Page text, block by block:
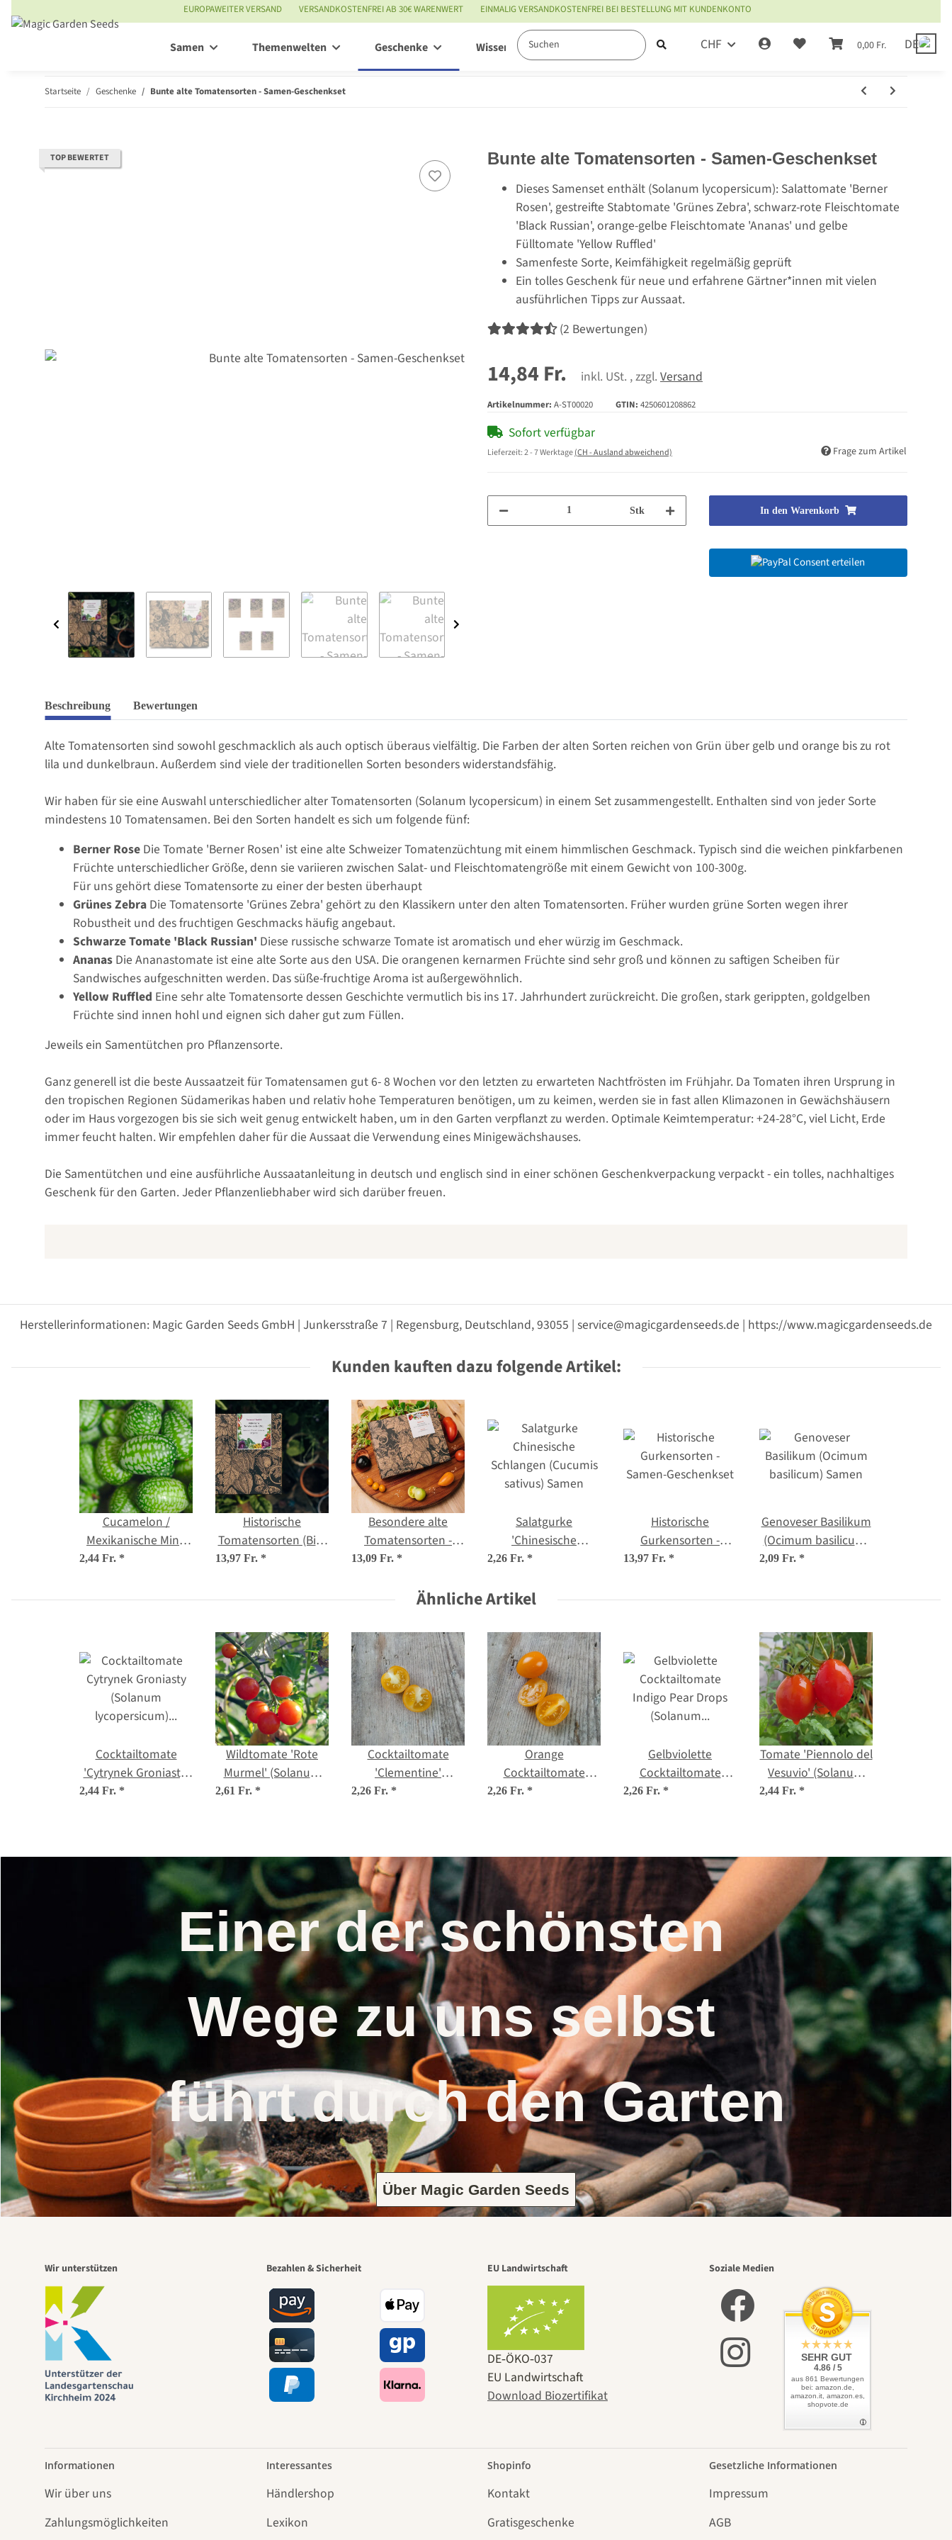
EUROPAWEITER VERSAND VERSANDKOSTENFREI AB 30€ WARENWERT EINMALIG VERSANDKOSTENFREI BEI BESTELLUNG MIT KUNDENKONTO
CHF 0,00 Fr. DE
Samen Themenwelten Geschenke Wissenswertes
Startseite Geschenke Bunte alte Tomatensorten - Samen-Geschenkset
TOP BEWERTET Bunte alte Tomatensorten - Samen-Geschenkset
Dieses Samenset enthält (Solanum lycopersicum): Salattomate 'Berner
Rosen', gestreifte Stabtomate 'Grünes Zebra', schwarz-rote Fleischtomate
'Black Russian', orange-gelbe Fleischtomate 'Ananas' und gelbe
Fülltomate 'Yellow Ruffled'
Samenfeste Sorte, Keimfähigkeit regelmäßig geprüft
Ein tolles Geschenk für neue und erfahrene Gärtner*innen mit vielen
ausführlichen Tipps zur Aussaat.
(2 Bewertungen)
14,84 Fr. inkl. USt. , zzgl. Versand
Artikelnummer: A-ST00020 GTIN: 4250601208862
Sofort verfügbar
Lieferzeit:2 - 7 Werktage(CH - Ausland abweichend) Frage zum Artikel
Stk In den Warenkorb
Consent erteilen
Beschreibung Bewertungen
Alte Tomatensorten sind sowohl geschmacklich als auch optisch überaus vielfältig. Die Farben der alten Sorten reichen von Grün über gelb und orange bis zu rot
lila und dunkelbraun. Außerdem sind viele der traditionellen Sorten besonders widerstandsfähig.
Wir haben für sie eine Auswahl unterschiedlicher alter Tomatensorten (Solanum lycopersicum) in einem Set zusammengestellt. Enthalten sind von jeder Sorte
mindestens 10 Tomatensamen. Bei den Sorten handelt es sich um folgende fünf:
Berner Rose Die Tomate 'Berner Rosen' ist eine alte Schweizer Tomatenzüchtung mit einem himmlischen Geschmack. Typisch sind die weichen pinkfarbenen
Früchte unterschiedlicher Größe, denn sie variieren zwischen Salat- und Fleischtomatengröße mit einem Gewicht von 100-300g.
Für uns gehört diese Tomatensorte zu einer der besten überhaupt
Grünes Zebra Die Tomatensorte 'Grünes Zebra' gehört zu den Klassikern unter den alten Tomatensorten. Früher wurden grüne Sorten wegen ihrer
Robustheit und des fruchtigen Geschmacks häufig angebaut.
Schwarze Tomate 'Black Russian' Diese russische schwarze Tomate ist aromatisch und eher würzig im Geschmack.
Ananas Die Ananastomate ist eine alte Sorte aus den USA. Die orangenen kernarmen Früchte sind sehr groß und können zu saftigen Scheiben für
Sandwisches aufgeschnitten werden. Das süße-fruchtige Aroma ist außergewöhnlich.
Yellow Ruffled Eine sehr alte Tomatensorte dessen Geschichte vermutlich bis ins 17. Jahrhundert zurückreicht. Die großen, stark gerippten, goldgelben
Früchte sind innen hohl und eignen sich daher gut zum Füllen.
Jeweils ein Samentütchen pro Pflanzensorte.
Ganz generell ist die beste Aussaatzeit für Tomatensamen gut 6- 8 Wochen vor den letzten zu erwarteten Nachtfrösten im Frühjahr. Da Tomaten ihren Ursprung in
den tropischen Regionen Südamerikas haben und relativ hohe Temperaturen benötigen, um zu keimen, werden sie in fast allen Klimazonen in Gewächshäusern
oder im Haus vorgezogen bis sie sich weit genug entwickelt haben, um in den Garten verpflanzt zu werden. Optimale Keimtemperatur: +24-28°C, viel Licht, Erde
immer feucht halten. Wir empfehlen daher für die Aussaat die Verwendung eines Minigewächshauses.
Die Samentütchen und eine ausführliche Aussaatanleitung in deutsch und englisch sind in einer schönen Geschenkverpackung verpackt - ein tolles, nachhaltiges
Geschenk für den Garten. Jeder Pflanzenliebhaber wird sich darüber freuen.
Herstellerinformationen: Magic Garden Seeds GmbH | Junkersstraße 7 | Regensburg, Deutschland, 93055 | service@magicgardenseeds.de | https://www.magicgardenseeds.de
Kunden kauften dazu folgende Artikel:
Cucamelon /
Mexikanische Mini-
Gurke (Melothria
2,44 Fr. *
Historische
Tomatensorten (Bio)
- Samen-
13,97 Fr. *
Besondere alte
Tomatensorten -
Samen-Geschenkset
13,09 Fr. *
Salatgurke
'Chinesische
Schlangen' (Cucumis
2,26 Fr. *
Historische
Gurkensorten -
Samen-Geschenkset
13,97 Fr. *
Genoveser Basilikum
(Ocimum basilicum)
Samen
2,09 Fr. *
Ähnliche Artikel
Cocktailtomate
'Cytrynek Groniasty'
(Solanum
2,44 Fr. *
Wildtomate 'Rote
Murmel' (Solanum
pimpinellifolium) Bio
2,61 Fr. *
Cocktailtomate
'Clementine'
(Solanum
2,26 Fr. *
Orange
Cocktailtomate
'Figiel' (Solanum
2,26 Fr. *
Gelbviolette
Cocktailtomate
'Indigo Pear Drops'
2,26 Fr. *
Tomate 'Piennolo del
Vesuvio' (Solanum
lycopersicum) Samen
2,44 Fr. *
Einer der schönsten
Wege zu uns selbst
führt durch den Garten
Über Magic Garden Seeds
Wir unterstützen Bezahlen & Sicherheit EU Landwirtschaft
DE‑ÖKO‑037
EU Landwirtschaft
Download Biozertifikat
Soziale Medien
SEHR GUT
4.86 / 5
aus 861 Bewertungen
bei: amazon.de,
amazon.it, amazon.es,
shopvote.de
Informationen
Wir über uns
Zahlungsmöglichkeiten
Interessantes
Händlershop
Lexikon
Shopinfo
Kontakt
Gratisgeschenke
Gesetzliche Informationen
Impressum
AGB